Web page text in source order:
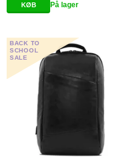
På lager
BACK TO
SCHOOL
SALE